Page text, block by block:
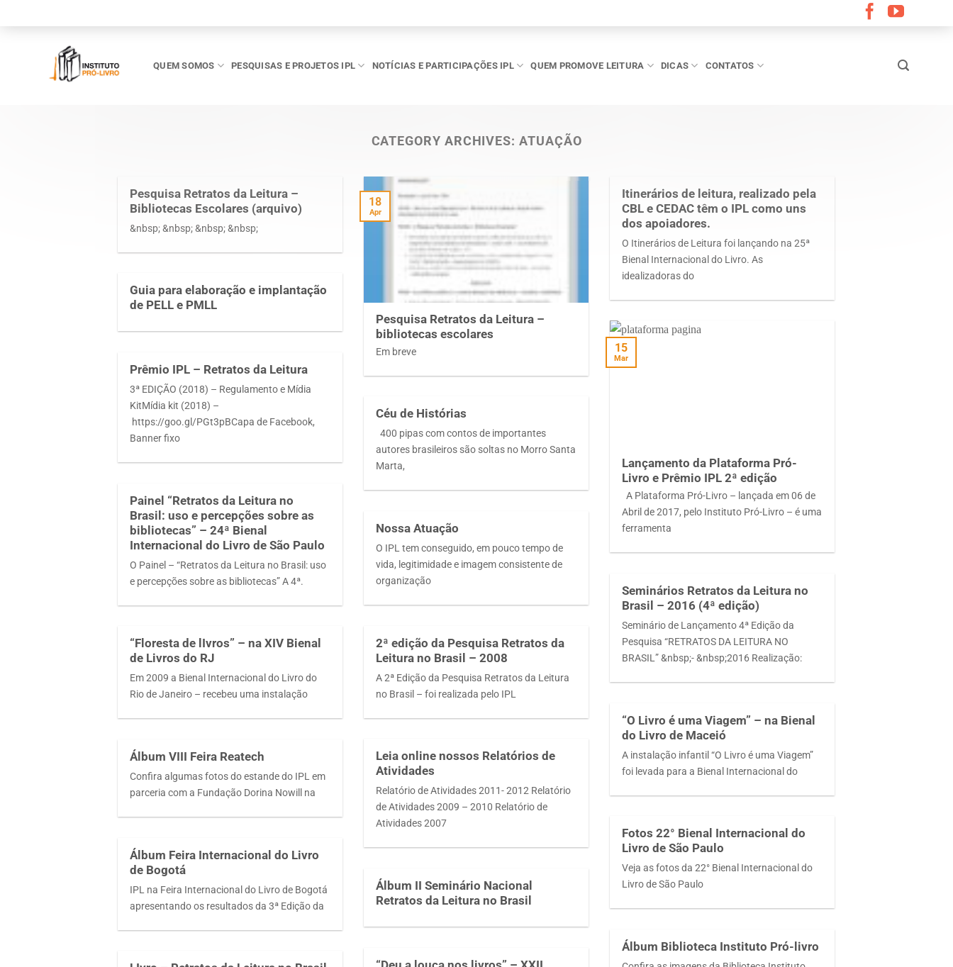
QUEM SOMOS PESQUISAS E PROJETOS IPL NOTÍCIAS E PARTICIPAÇÕES IPL QUEM PROMOVE LEITURA DICAS CONTATOS
CATEGORY ARCHIVES:ATUAÇÃO
Pesquisa Retratos da Leitura –
Bibliotecas Escolares (arquivo)
&nbsp; &nbsp; &nbsp; &nbsp;
Pesquisa Retratos da Leitura –
bibliotecas escolares
Em breve
18
Apr
Itinerários de leitura, realizado pela
CBL e CEDAC têm o IPL como uns
dos apoiadores.
O Itinerários de Leitura foi lançando na 25ª
Bienal Internacional do Livro. As
idealizadoras do
Guia para elaboração e implantação
de PELL e PMLL
Lançamento da Plataforma Pró-
Livro e Prêmio IPL 2ª edição
A Plataforma Pró-Livro – lançada em 06 de
Abril de 2017, pelo Instituto Pró-Livro – é uma
ferramenta
15
Mar
Prêmio IPL – Retratos da Leitura
3ª EDIÇÃO (2018) – Regulamento e Mídia
KitMídia kit (2018) –
https://goo.gl/PGt3pBCapa de Facebook,
Banner fixo
Céu de Histórias
400 pipas com contos de importantes
autores brasileiros são soltas no Morro Santa
Marta,
Painel “Retratos da Leitura no
Brasil: uso e percepções sobre as
bibliotecas” – 24ª Bienal
Internacional do Livro de São Paulo
O Painel – “Retratos da Leitura no Brasil: uso
e percepções sobre as bibliotecas” A 4ª.
Nossa Atuação
O IPL tem conseguido, em pouco tempo de
vida, legitimidade e imagem consistente de
organização
Seminários Retratos da Leitura no
Brasil – 2016 (4ª edição)
Seminário de Lançamento 4ª Edição da
Pesquisa “RETRATOS DA LEITURA NO
BRASIL” &nbsp;- &nbsp;2016 Realização:
2ª edição da Pesquisa Retratos da
Leitura no Brasil – 2008
A 2ª Edição da Pesquisa Retratos da Leitura
no Brasil – foi realizada pelo IPL
“Floresta de lIvros” – na XIV Bienal
de Livros do RJ
Em 2009 a Bienal Internacional do Livro do
Rio de Janeiro – recebeu uma instalação
“O Livro é uma Viagem” – na Bienal
do Livro de Maceió
A instalação infantil “O Livro é uma Viagem”
foi levada para a Bienal Internacional do
Leia online nossos Relatórios de
Atividades
Relatório de Atividades 2011- 2012 Relatório
de Atividades 2009 – 2010 Relatório de
Atividades 2007
Álbum VIII Feira Reatech
Confira algumas fotos do estande do IPL em
parceria com a Fundação Dorina Nowill na
Fotos 22° Bienal Internacional do
Livro de São Paulo
Veja as fotos da 22° Bienal Internacional do
Livro de São Paulo
Álbum Feira Internacional do Livro
de Bogotá
IPL na Feira Internacional do Livro de Bogotá
apresentando os resultados da 3ª Edição da
Álbum II Seminário Nacional
Retratos da Leitura no Brasil
Álbum Biblioteca Instituto Pró-livro